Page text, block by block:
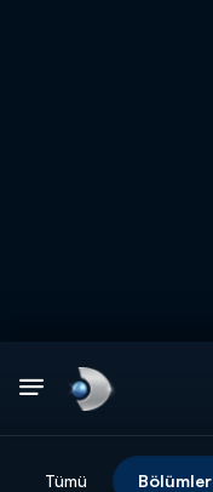
Tümü Bölümler